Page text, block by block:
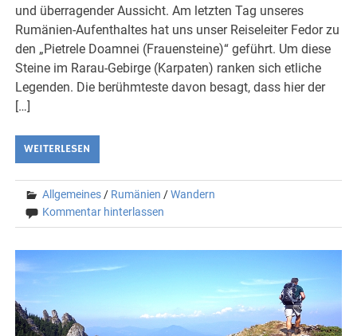
und überragender Aussicht. Am letzten Tag unseres
Rumänien-Aufenthaltes hat uns unser Reiseleiter Fedor zu
den „Pietrele Doamnei (Frauensteine)“ geführt. Um diese
Steine im Rarau-Gebirge (Karpaten) ranken sich etliche
Legenden. Die berühmteste davon besagt, dass hier der
[…]
WEITERLESEN
Allgemeines / Rumänien /Wandern
Kommentar hinterlassen